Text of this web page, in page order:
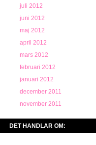
juli 2012
juni 2012
maj 2012
april 2012
mars 2012
februari 2012
januari 2012
december 2011
november 2011
DET HANDLAR OM: